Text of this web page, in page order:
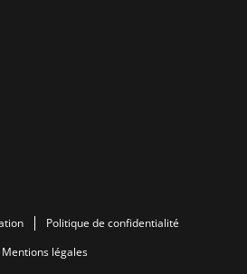
Politique de confidentialité
Mentions légales